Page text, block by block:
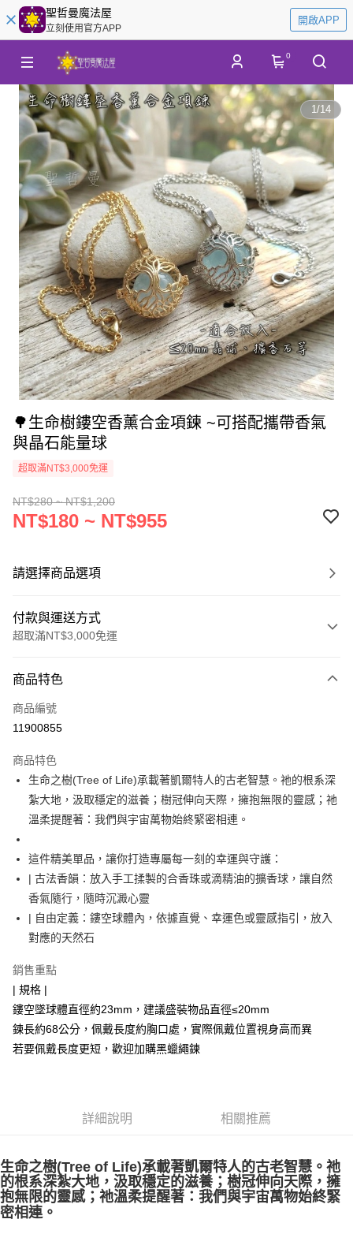
聖哲曼魔法屋
立刻使用官方APP
開啟APP
0
1/14
🌳生命樹鏤空香薰合金項鍊 ~可搭配攜帶香氣
與晶石能量球
超取滿NT$3,000免運
NT$280 ~ NT$1,200
NT$180 ~ NT$955
請選擇商品選項
付款與運送方式
超取滿NT$3,000免運
信用卡一次付款
超商取貨付款
Apple Pay
街口支付
ATM付款
運送方式
全家取貨付款
7-11取貨付款
每筆NT$80，滿NT$3,000(含以上)免運費
賣家宅配幫您送（台灣）
每筆NT$80，滿NT$3,000(含以上)免運費
商品特色
商品編號
11900855
商品特色
​生命之樹(Tree of Life)承載著凱爾特人的古老智慧。祂的根系深
紮大地，汲取穩定的滋養；樹冠伸向天際，擁抱無限的靈感；祂
溫柔提醒著：我們與宇宙萬物始終緊密相連。
​這件精美單品，讓你打造專屬每一刻的幸運與守護：
​| 古法香韻：放入手工揉製的合香珠或滴精油的擴香球，讓自然
香氣隨行，隨時沉澱心靈
​| 自由定義：鏤空球體內，依據直覺、幸運色或靈感指引，放入
對應的天然石
銷售重點
| 規格 |
鏤空墜球體直徑約23mm，建議盛裝物品直徑≤20mm
鍊長約68公分，佩戴長度約胸口處，實際佩戴位置視身高而異
若要佩戴長度更短，歡迎加購黑蠟繩鍊
詳細說明 相關推薦
​生命之樹(Tree of Life)承載著凱爾特人的古老智慧。祂
的根系深紮大地，汲取穩定的滋養；樹冠伸向天際，擁
抱無限的靈感；祂溫柔提醒著：我們與宇宙萬物始終緊
密相連。